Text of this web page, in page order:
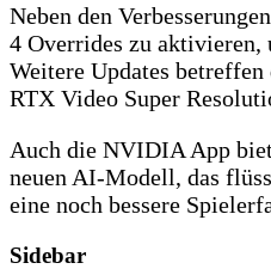
Neben den
4 Overrides zu aktivieren,
Weitere Updates
RTX Video Super
Auch die NVIDIA App
neuen AI-Modell, das
eine noch bessere
Sidebar